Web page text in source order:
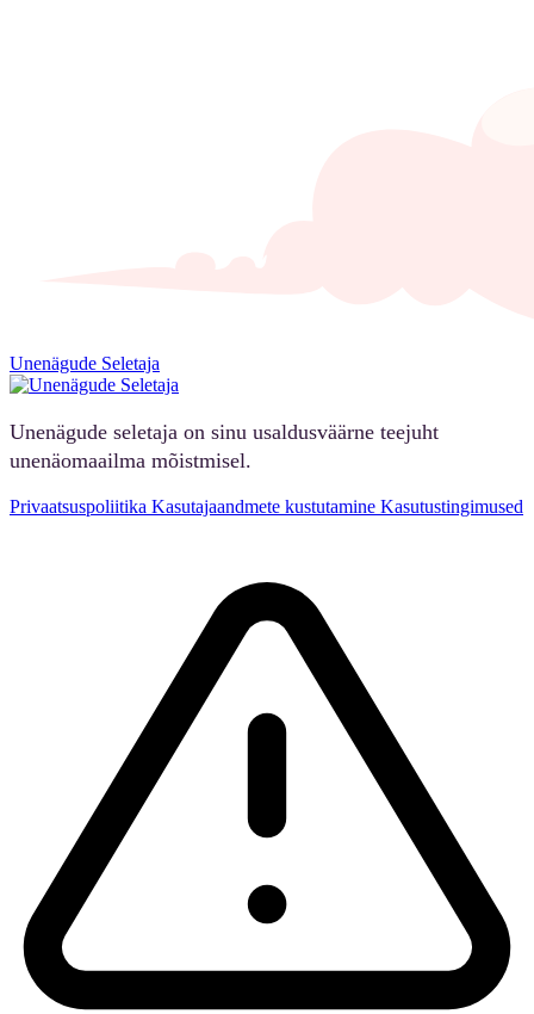
Unenägude Seletaja
Unenägude seletaja on sinu usaldusväärne teejuht
unenäomaailma mõistmisel.
Privaatsuspoliitika Kasutajaandmete kustutamine Kasutustingimused